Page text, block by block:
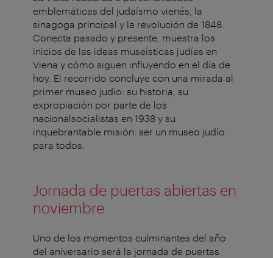
emblemáticas del judaísmo vienés, la
sinagoga principal y la revolución de 1848.
Conecta pasado y presente, muestra los
inicios de las ideas museísticas judías en
Viena y cómo siguen influyendo en el día de
hoy. El recorrido concluye con una mirada al
primer museo judío: su historia, su
expropiación por parte de los
nacionalsocialistas en 1938 y su
inquebrantable misión: ser un museo judío
para todos.
Jornada de puertas abiertas en
noviembre
Uno de los momentos culminantes del año
del aniversario será la jornada de puertas